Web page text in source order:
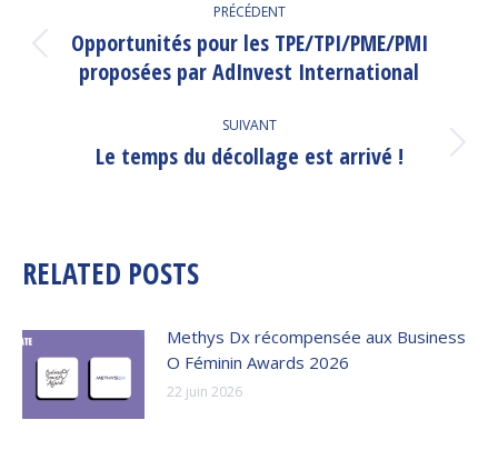
ARTICLE
PRÉCÉDENT
Article
précédent
Opportunités pour les TPE/TPI/PME/PMI
proposées par AdInvest International
SUIVANT
Article
Le temps du décollage est arrivé !
RELATED POSTS
Methys Dx récompensée aux Business
O Féminin Awards 2026
22 juin 2026